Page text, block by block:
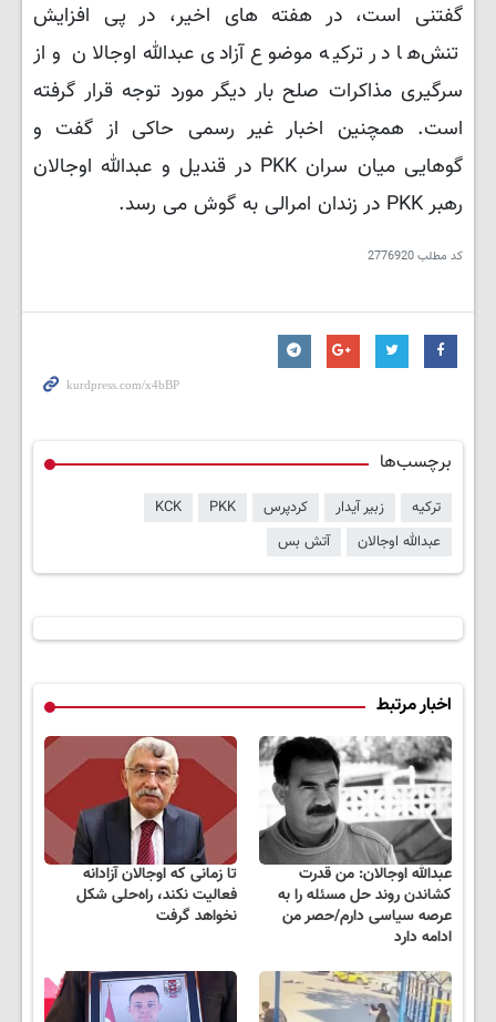
گفتنی است، در هفته های اخیر، در پی افزایش
تنش‌ها در ترکیه موضوع آزادی عبدالله اوجالان و از
سرگیری مذاکرات صلح بار دیگر مورد توجه قرار گرفته
است. همچنین اخبار غیر رسمی حاکی از گفت و
گوهایی میان سران PKK در قندیل و عبدالله اوجالان
رهبر PKK در زندان امرالی به گوش می رسد.
کد مطلب2776920
برچسب‌ها
ترکیه زبیر آیدار کردپرس PKK
KCK
عبدالله اوجالان
آتش بس
اخبار مرتبط
عبدالله اوجالان: من قدرت
کشاندن روند حل مسئله را به
عرصه سیاسی دارم/حصر من
ادامه دارد
تا زمانی که اوجالان آزادانه
فعالیت نکند، راه‌حلی شکل
نخواهد گرفت